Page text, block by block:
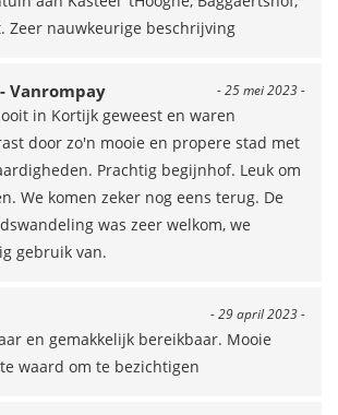
Zeer nauwkeurige beschrijving
- 25 mei 2023 -
Vanrompay
in Kortijk geweest en waren
door zo'n mooie en propere stad met
Prachtig begijnhof. Leuk om
We komen zeker nog eens terug. De
was zeer welkom, we
gebruik van.
- 29 april 2023 -
en gemakkelijk bereikbaar. Mooie
waard om te bezichtigen